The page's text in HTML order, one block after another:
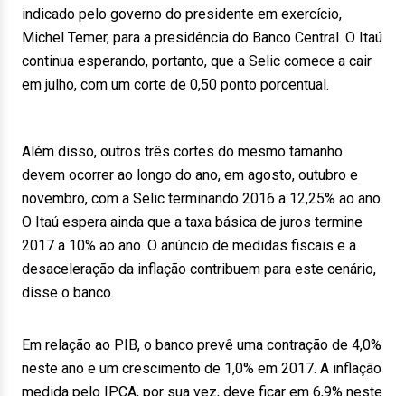
indicado pelo governo do presidente em exercício,
Michel Temer, para a presidência do Banco Central. O Itaú
continua esperando, portanto, que a Selic comece a cair
em julho, com um corte de 0,50 ponto porcentual.
Além disso, outros três cortes do mesmo tamanho
devem ocorrer ao longo do ano, em agosto, outubro e
novembro, com a Selic terminando 2016 a 12,25% ao ano.
O Itaú espera ainda que a taxa básica de juros termine
2017 a 10% ao ano. O anúncio de medidas fiscais e a
desaceleração da inflação contribuem para este cenário,
disse o banco.
Em relação ao PIB, o banco prevê uma contração de 4,0%
neste ano e um crescimento de 1,0% em 2017. A inflação
medida pelo IPCA, por sua vez, deve ficar em 6,9% neste